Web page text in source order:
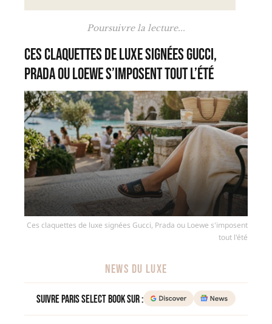
Poursuivre la lecture...
Ces claquettes de luxe signées Gucci,
Prada ou Loewe s’imposent tout l’été
Ces claquettes de luxe signées Gucci, Prada ou Loewe s'imposent
tout l'été
NEWS DU LUXE
Suivre Paris Select Book sur :